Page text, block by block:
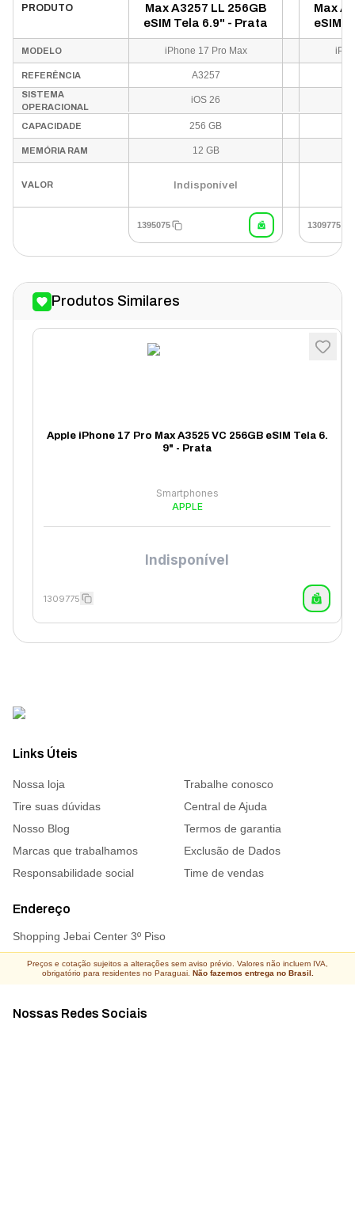
PRODUTO
Max A3257 LL 256GB
eSIM Tela 6.9" - Prata
Max
eSIM
MODELO iPhone 17 Pro Max
REFERÊNCIA A3257
SISTEMA
OPERACIONAL
iOS 26
CAPACIDADE 256 GB
MEMÓRIA RAM 12 GB
VALOR Indisponível
1395075 1309775
Produtos Similares
Apple iPhone 17 Pro Max A3525 VC 256GB eSIM Tela 6.
9" - Prata
Smartphones
APPLE
Indisponível
1309775
Links Úteis
Nossa loja
Trabalhe conosco
Tire suas dúvidas
Central de Ajuda
Nosso Blog
Termos de garantia
Marcas que trabalhamos
Exclusão de Dados
Responsabilidade social
Time de vendas
Endereço
Shopping Jebai Center 3º Piso
Nossas Redes Sociais
Preços e cotação sujeitos a alterações sem aviso prévio. Valores não incluem IVA,
obrigatório para residentes no Paraguai. Não fazemos entrega no Brasil.